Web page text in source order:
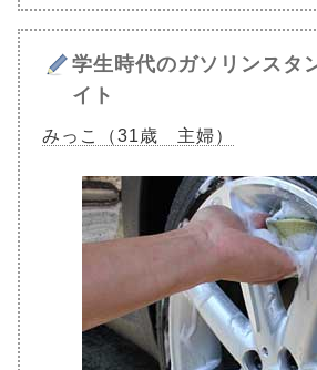
学生時代のガソリンスタ
イト
みっこ（31歳 主婦）